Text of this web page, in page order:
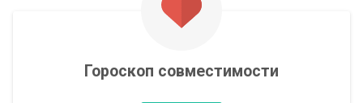
Гороскоп совместимости